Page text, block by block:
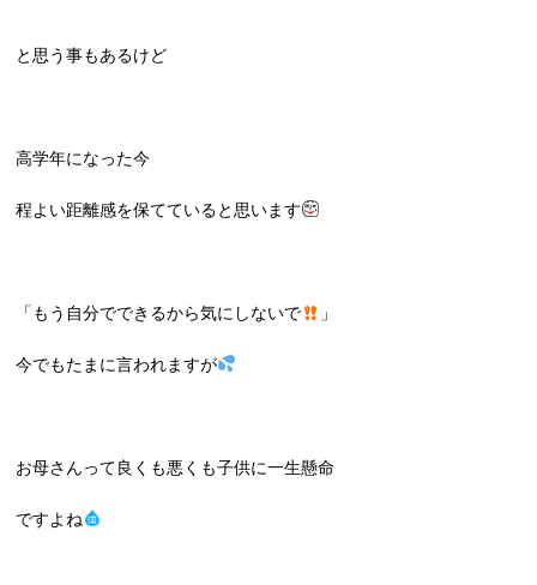
と思う事もあるけど
高学年になった今
程よい距離感を保てていると思います
「もう自分でできるから気にしないで 」
今でもたまに言われますが
お母さんって良くも悪くも子供に一生懸命
ですよね